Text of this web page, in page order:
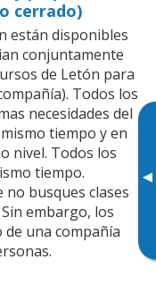
▸
cerrado)
están disponibles
conjuntamente
de Letón para
Todos los
necesidades del
tiempo y en
nivel. Todos los
tiempo.
busques clases
embargo, los
una compañía